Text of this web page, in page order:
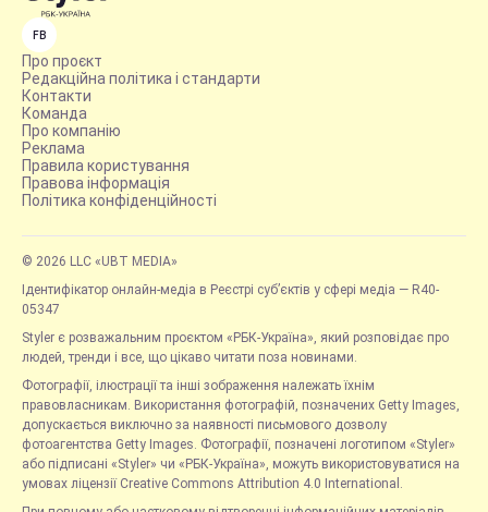
FB
Про проєкт
Редакційна політика і стандарти
Контакти
Команда
Про компанію
Реклама
Правила користування
Правова інформація
Політика конфіденційності
© 2026 LLC «UBT MEDIA»
Ідентифікатор онлайн-медіа в Реєстрі суб’єктів у сфері медіа — R40-
05347
Styler є розважальним проєктом «РБК-Україна», який розповідає про
людей, тренди і все, що цікаво читати поза новинами.
Фотографії, ілюстрації та інші зображення належать їхнім
правовласникам. Використання фотографій, позначених Getty Images,
допускається виключно за наявності письмового дозволу
фотоагентства Getty Images. Фотографії, позначені логотипом «Styler»
або підписані «Styler» чи «РБК-Україна», можуть використовуватися на
умовах ліцензії Creative Commons Attribution 4.0 International.